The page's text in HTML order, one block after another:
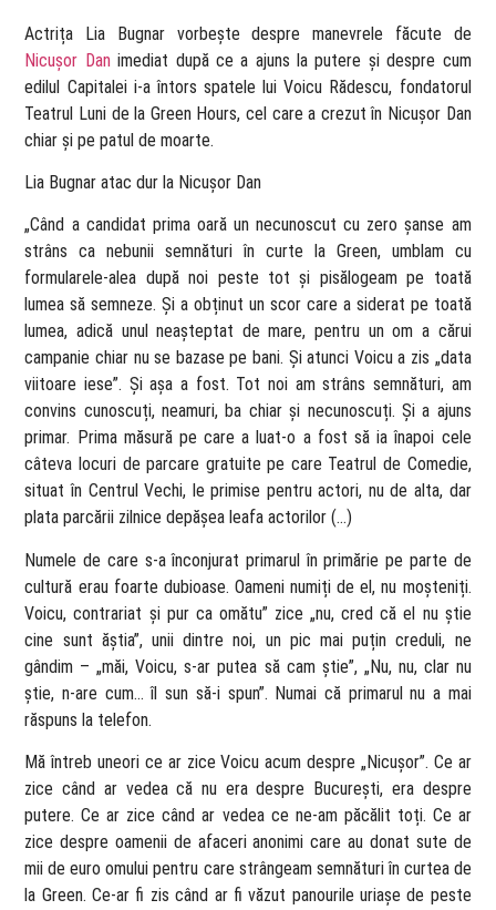
Actrița Lia Bugnar vorbește despre manevrele făcute de
Nicușor Dan imediat după ce a ajuns la putere și despre cum
edilul Capitalei i-a întors spatele lui Voicu Rădescu, fondatorul
Teatrul Luni de la Green Hours, cel care a crezut în Nicușor Dan
chiar și pe patul de moarte.
Lia Bugnar atac dur la Nicușor Dan
„Când a candidat prima oară un necunoscut cu zero șanse am
strâns ca nebunii semnături în curte la Green, umblam cu
formularele-alea după noi peste tot și pisălogeam pe toată
lumea să semneze. Și a obținut un scor care a siderat pe toată
lumea, adică unul neașteptat de mare, pentru un om a cărui
campanie chiar nu se bazase pe bani. Și atunci Voicu a zis „data
viitoare iese”. Și așa a fost. Tot noi am strâns semnături, am
convins cunoscuți, neamuri, ba chiar și necunoscuți. Și a ajuns
primar. Prima măsură pe care a luat-o a fost să ia înapoi cele
câteva locuri de parcare gratuite pe care Teatrul de Comedie,
situat în Centrul Vechi, le primise pentru actori, nu de alta, dar
plata parcării zilnice depășea leafa actorilor (…)
Numele de care s-a înconjurat primarul în primărie pe parte de
cultură erau foarte dubioase. Oameni numiți de el, nu moșteniți.
Voicu, contrariat și pur ca omătu” zice „nu, cred că el nu știe
cine sunt ăștia”, unii dintre noi, un pic mai puțin creduli, ne
gândim – „măi, Voicu, s-ar putea să cam știe”, „Nu, nu, clar nu
știe, n-are cum… îl sun să-i spun”. Numai că primarul nu a mai
răspuns la telefon.
Mă întreb uneori ce ar zice Voicu acum despre „Nicușor”. Ce ar
zice când ar vedea că nu era despre București, era despre
putere. Ce ar zice când ar vedea ce ne-am păcălit toți. Ce ar
zice despre oamenii de afaceri anonimi care au donat sute de
mii de euro omului pentru care strângeam semnături în curtea de
la Green. Ce-ar fi zis când ar fi văzut panourile uriașe de peste